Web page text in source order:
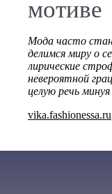
мотиве
Мода часто
делимся миру о
лирические
невероятной
целую речь
vika.fashionessa.ru